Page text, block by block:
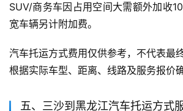
SUV/商务车因占用空间大需额外加收
宽车辆另计附加费。
汽车托运方式费用仅供参考，不代表最
根据实际车型、距离、线路及服务报价确
五、三沙到黑龙江汽车托运方式